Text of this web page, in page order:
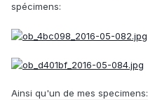
spécimens:
Ainsi qu'un de mes specimens: